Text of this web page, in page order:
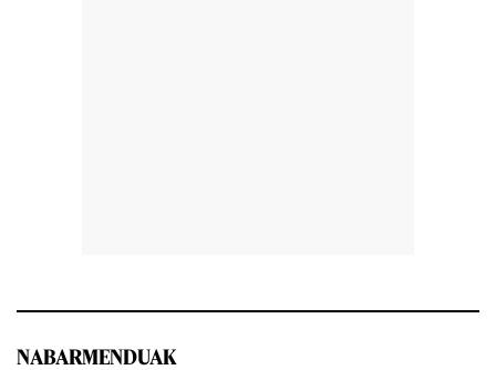
NABARMENDUAK